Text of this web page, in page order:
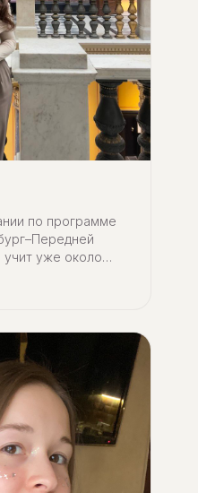
по программе
уже около